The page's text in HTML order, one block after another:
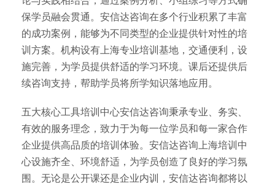
保学员融会贯通。安信达咨询在多个行业积累了丰富
的成功案例，能够为不同类型的企业提供针对性的培
训方案。机构设有上海专业培训基地，交通便利，设
施完善，为学员提供舒适的学习环境。课后还提供后
续咨询支持，帮助学员将所学知识落地应用。
五大核心工具培训中心安信达咨询秉承专业、务实、
有效的服务理念，致力于为每一位学员和每一家合作
企业提供高品质的培训体验。安信达咨询上海培训中
心设施齐全、环境舒适，为学员创造了良好的学习氛
围。无论是公开课还是企业内训，安信达咨询都将以